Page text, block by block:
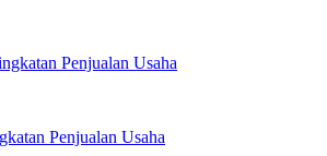
Penjualan Usaha
Penjualan Usaha